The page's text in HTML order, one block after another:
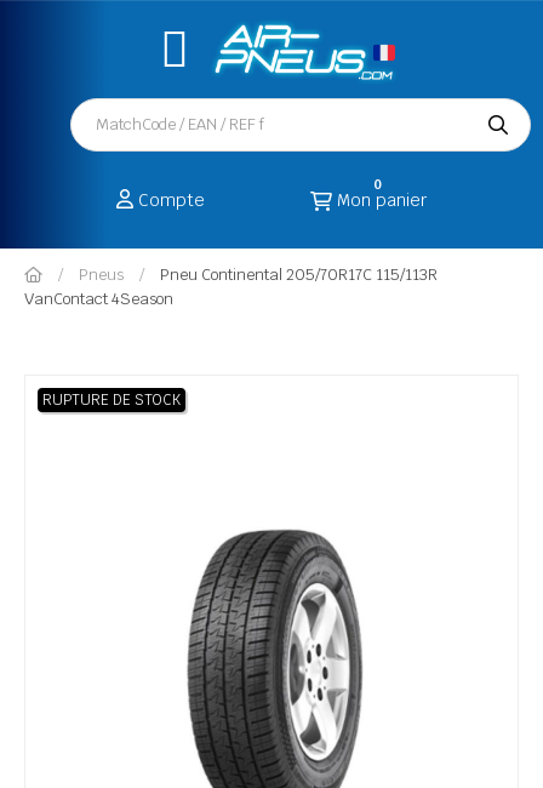
Compte Mon panier
0
Pneus
Pneu Continental 205/70R17C 115/113R
VanContact 4Season
RUPTURE DE STOCK